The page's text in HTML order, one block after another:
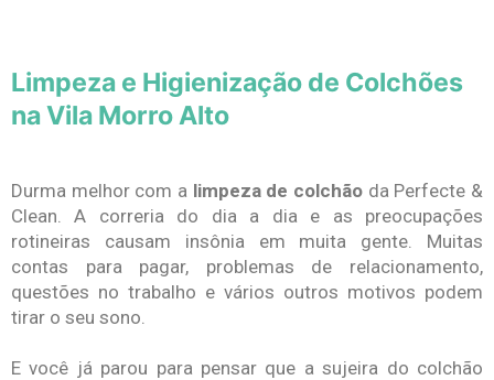
Limpeza e Higienização de Colchões
na Vila Morro Alto
Durma melhor com a limpeza de colchão da Perfecte &
Clean. A correria do dia a dia e as preocupações
rotineiras causam insônia em muita gente. Muitas
contas para pagar, problemas de relacionamento,
questões no trabalho e vários outros motivos podem
tirar o seu sono.
E você já parou para pensar que a sujeira do colchão